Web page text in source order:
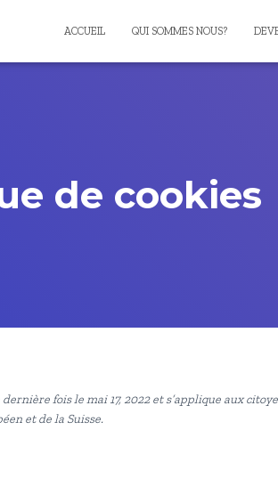
ACCUEIL QUI SOMMES NOUS?
de cookies
fois le mai 17, 2022 et s’applique aux
et de la Suisse.